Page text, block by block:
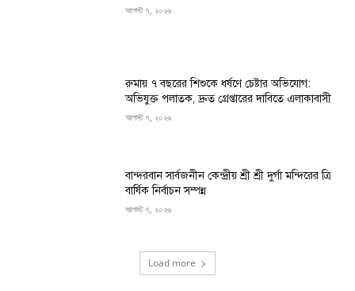
আগস্ট ৭, ২০২৬
রুমায় ৭ বছরের শিশুকে ধর্ষণে চেষ্টার অভিযোগ:
অভিযুক্ত পলাতক, দ্রুত গ্রেপ্তারের দাবিতে এলাকাবাসী
আগস্ট ৭, ২০২৬
বান্দরবান সার্বজনীন কেন্দ্রীয় শ্রী শ্রী দুর্গা মন্দিরের ত্রি
বার্ষিক নির্বাচন সম্পন্ন
আগস্ট ৭, ২০২৬
Load more